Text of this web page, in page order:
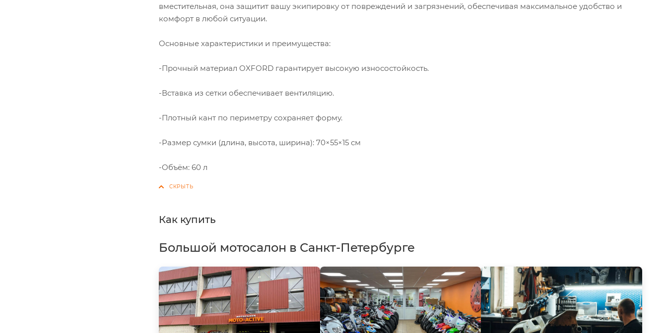
вместительная, она защитит вашу экипировку от повреждений и загрязнений, обеспечивая максимальное удобство и
комфорт в любой ситуации.
Основные характеристики и преимущества:
-Прочный материал OXFORD гарантирует высокую износостойкость.
-Вставка из сетки обеспечивает вентиляцию.
-Плотный кант по периметру сохраняет форму.
-Размер сумки (длина, высота, ширина): 70×55×15 см
-Объём: 60 л
Как купить
Большой мотосалон в Санкт-Петербурге